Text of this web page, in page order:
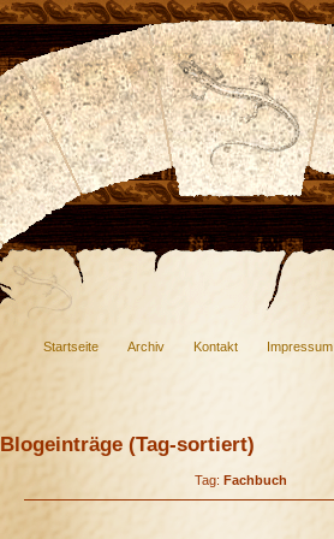
Startseite Archiv Kontakt Impressum
Blogeinträge (Tag-sortiert)
Tag: Fachbuch